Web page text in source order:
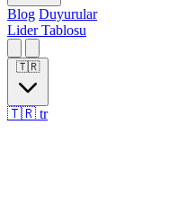
Blog Duyurular
Lider Tablosu
🇹🇷
🇹🇷 tr